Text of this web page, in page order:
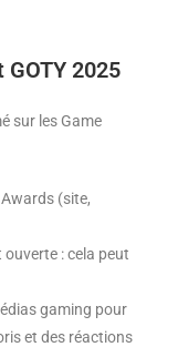
GOTY 2025
sur les Game
(site,
ouverte : cela peut
gaming pour
et des réactions